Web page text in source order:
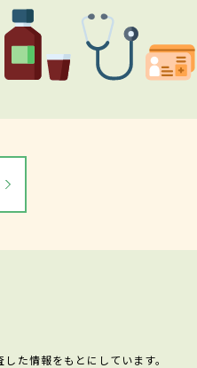
た情報をもとにしています。